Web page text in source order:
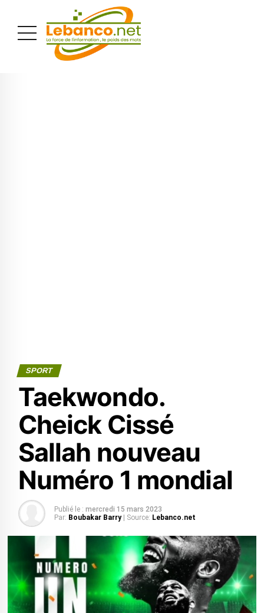
SPORT
Taekwondo.
Cheick Cissé
Sallah nouveau
Numéro 1 mondial
Publié le : mercredi 15 mars 2023
Par: Boubakar Barry | Source: Lebanco.net